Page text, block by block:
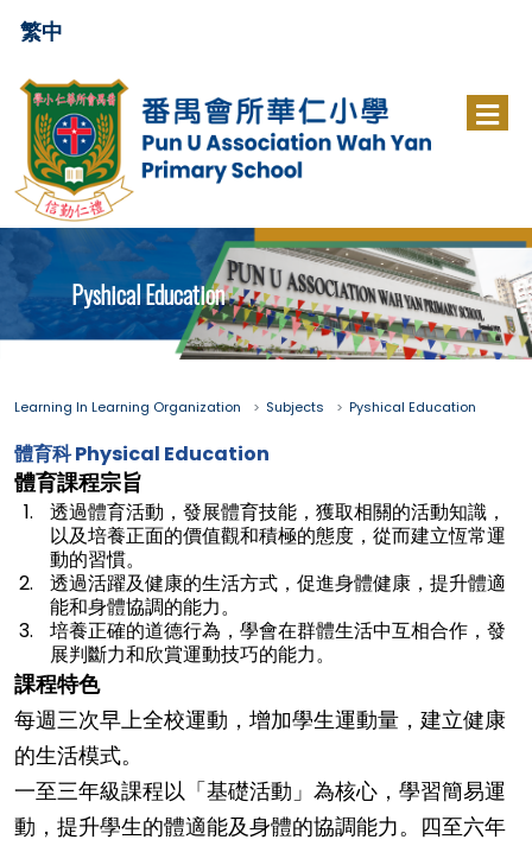
繁中
Pyshical Education
Learning In Learning Organization Subjects Pyshical Education
體育科 Physical Education
體育課程宗旨
透過體育活動，發展體育技能，獲取相關的活動知識，
以及培養正面的價值觀和積極的態度，從而建立恆常運
動的習慣。
透過活躍及健康的生活方式，促進身體健康，提升體適
能和身體協調的能力。
培養正確的道德行為，學會在群體生活中互相合作，發
展判斷力和欣賞運動技巧的能力。
課程特色
每週三次早上全校運動，增加學生運動量，建立健康
的生活模式。
一至三年級課程以「基礎活動」為核心，學習簡易運
動，提升學生的體適能及身體的協調能力。四至六年